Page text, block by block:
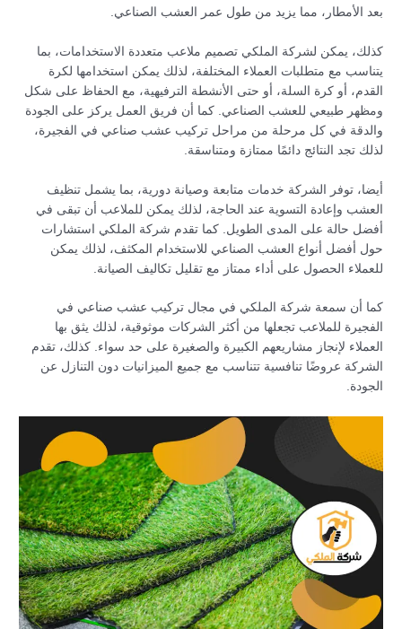
بعد الأمطار، مما يزيد من طول عمر العشب الصناعي.
كذلك، يمكن لشركة الملكي تصميم ملاعب متعددة الاستخدامات، بما
يتناسب مع متطلبات العملاء المختلفة، لذلك يمكن استخدامها لكرة
القدم، أو كرة السلة، أو حتى الأنشطة الترفيهية، مع الحفاظ على شكل
ومظهر طبيعي للعشب الصناعي. كما أن فريق العمل يركز على الجودة
والدقة في كل مرحلة من مراحل تركيب عشب صناعي في الفجيرة،
لذلك تجد النتائج دائمًا ممتازة ومتناسقة.
أيضا، توفر الشركة خدمات متابعة وصيانة دورية، بما يشمل تنظيف
العشب وإعادة التسوية عند الحاجة، لذلك يمكن للملاعب أن تبقى في
أفضل حالة على المدى الطويل. كما تقدم شركة الملكي استشارات
حول أفضل أنواع العشب الصناعي للاستخدام المكثف، لذلك يمكن
للعملاء الحصول على أداء ممتاز مع تقليل تكاليف الصيانة.
كما أن سمعة شركة الملكي في مجال تركيب عشب صناعي في
الفجيرة للملاعب تجعلها من أكثر الشركات موثوقية، لذلك يثق بها
العملاء لإنجاز مشاريعهم الكبيرة والصغيرة على حد سواء. كذلك، تقدم
الشركة عروضًا تنافسية تتناسب مع جميع الميزانيات دون التنازل عن
الجودة.